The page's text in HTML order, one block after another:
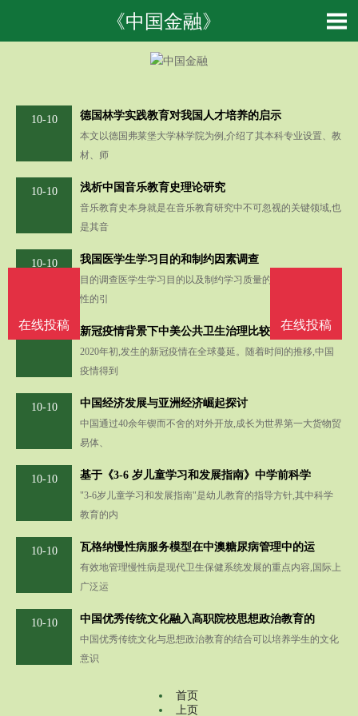
《中国金融》
10-10 德国林学实践教育对我国人才培养的启示
本文以德国弗莱堡大学林学院为例,介绍了其本科专业设置、教
材、师
10-10 浅析中国音乐教育史理论研究
音乐教育史本身就是在音乐教育研究中不可忽视的关键领域,也
是其音
10-10 我国医学生学习目的和制约因素调查
目的调查医学生学习目的以及制约学习质量的因素,以期有针对
性的引
10-10 新冠疫情背景下中美公共卫生治理比较研究
2020年初,发生的新冠疫情在全球蔓延。随着时间的推移,中国
疫情得到
10-10 中国经济发展与亚洲经济崛起探讨
中国通过40余年锲而不舍的对外开放,成长为世界第一大货物贸
易体、
10-10 基于《3-6 岁儿童学习和发展指南》中学前科学
"3-6岁儿童学习和发展指南"是幼儿教育的指导方针,其中科学
教育的内
10-10 瓦格纳慢性病服务模型在中澳糖尿病管理中的运
有效地管理慢性病是现代卫生保健系统发展的重点内容,国际上
广泛运
10-10 中国优秀传统文化融入高职院校思想政治教育的
中国优秀传统文化与思想政治教育的结合可以培养学生的文化
意识
首页
上页
在线投稿
在线投稿